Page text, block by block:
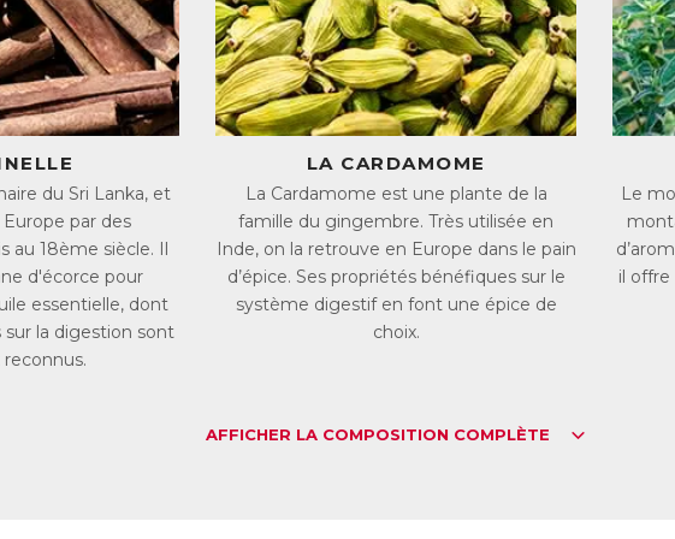
du système digestif.
Les extraits de Cardamome, d’Origan et de Thym renforcent les
la muqueuse intestinale contre les radicaux libres.
Les huiles essentielles de Cannelle, de Fenouil et de Menthe poivrée
gaz dans les intestins par les bactéries indésirables.
Enfin la vitamine B3 contribue au fonctionnement normal des
ACL :
EAN :3401548185070
du Sri Lanka, et
par des
au 18ème siècle. Il
d'écorce pour
essentielle, dont
la digestion sont
LA CARDAMOME
La Cardamome est une plante de la
famille du gingembre. Très utilisée en
Inde, on la retrouve en Europe dans le pain
d’épice. Ses propriétés bénéfiques sur le
système digestif en font une épice de
choix.
Le
il
AFFICHER LA COMPOSITION COMPLÈTE